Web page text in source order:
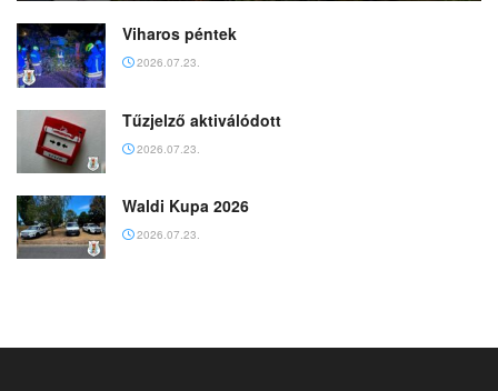
Viharos péntek
2026.07.23.
Tűzjelző aktiválódott
2026.07.23.
Waldi Kupa 2026
2026.07.23.